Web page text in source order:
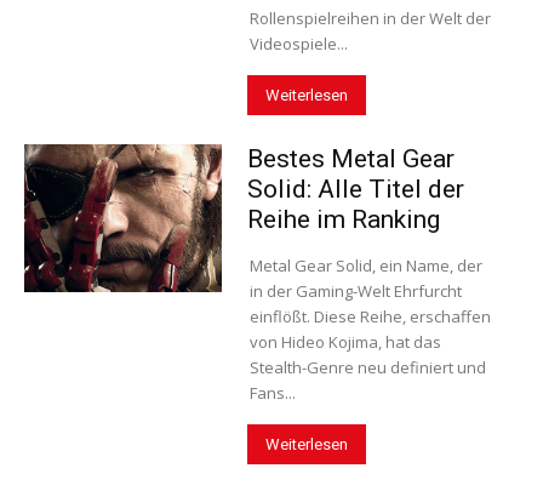
Rollenspielreihen in der Welt der
Videospiele...
Weiterlesen
Bestes Metal Gear
Solid: Alle Titel der
Reihe im Ranking
Metal Gear Solid, ein Name, der
in der Gaming-Welt Ehrfurcht
einflößt. Diese Reihe, erschaffen
von Hideo Kojima, hat das
Stealth-Genre neu definiert und
Fans...
Weiterlesen